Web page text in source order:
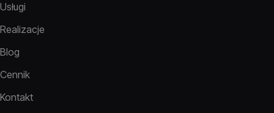
Usługi
Realizacje
Blog
Cennik
Kontakt